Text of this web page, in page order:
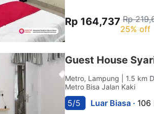
Rp 164,737 Rp
25% off
Guest House
Metro, Lampung
| 1.5 km
Metro Bisa Jalan Kaki
5/5 Luar Biasa · 106